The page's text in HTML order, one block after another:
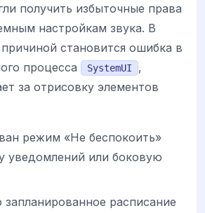
получить избыточные права
настройкам звука. В
причиной становится ошибка в
процесса
SystemUI
,
за отрисовку элементов
режим «Не беспокоить»
уведомлений или боковую
запланированное расписание